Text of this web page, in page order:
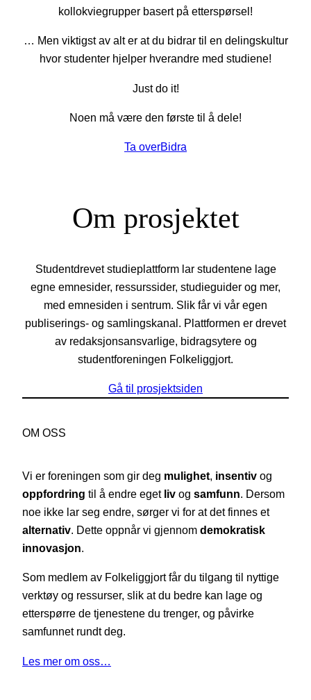
kollokviegrupper basert på etterspørsel!
… Men viktigst av alt er at du bidrar til en delingskultur
hvor studenter hjelper hverandre med studiene!
Just do it!
Noen må være den første til å dele!
Ta overBidra
Om prosjektet
Studentdrevet studieplattform lar studentene lage
egne emnesider, ressurssider, studieguider og mer,
med emnesiden i sentrum. Slik får vi vår egen
publiserings- og samlingskanal. Plattformen er drevet
av redaksjonsansvarlige, bidragsytere og
studentforeningen Folkeliggjort.
Gå til prosjektsiden
OM OSS
Vi er foreningen som gir deg mulighet, insentiv og
oppfordring til å endre eget liv og samfunn. Dersom
noe ikke lar seg endre, sørger vi for at det finnes et
alternativ. Dette oppnår vi gjennom demokratisk
innovasjon.
Som medlem av Folkeliggjort får du tilgang til nyttige
verktøy og ressurser, slik at du bedre kan lage og
etterspørre de tjenestene du trenger, og påvirke
samfunnet rundt deg.
Les mer om oss…